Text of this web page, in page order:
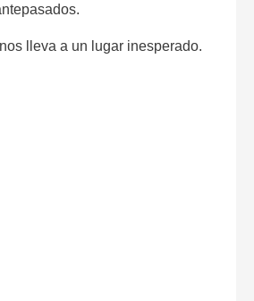
lleva a un lugar inesperado.